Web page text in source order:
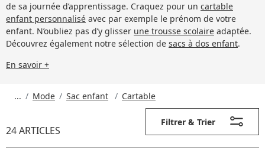
de sa journée d’apprentissage. Craquez pour un cartable
enfant personnalisé avec par exemple le prénom de votre
enfant. N’oubliez pas d’y glisser une trousse scolaire adaptée.
Découvrez également notre sélection de sacs à dos enfant.
En savoir +
... Mode Sac enfant Cartable
24 ARTICLES
Filtrer & Trier